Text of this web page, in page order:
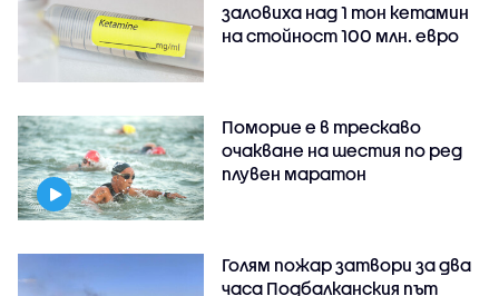
заловиха над 1 тон кетамин
на стойност 100 млн. евро
Поморие е в трескаво
очакване на шестия по ред
плувен маратон
Голям пожар затвори за два
часа Подбалканския път